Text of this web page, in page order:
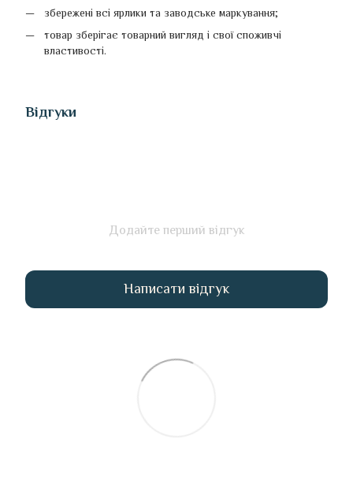
збережені всі ярлики та заводське маркування;
товар зберігає товарний вигляд і свої споживчі
властивості.
Відгуки
Додайте перший відгук
Написати відгук